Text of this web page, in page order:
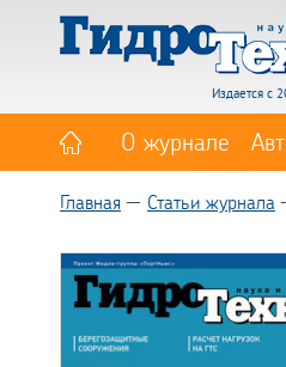
Издается с
О журнале
Главная Статьи журнала